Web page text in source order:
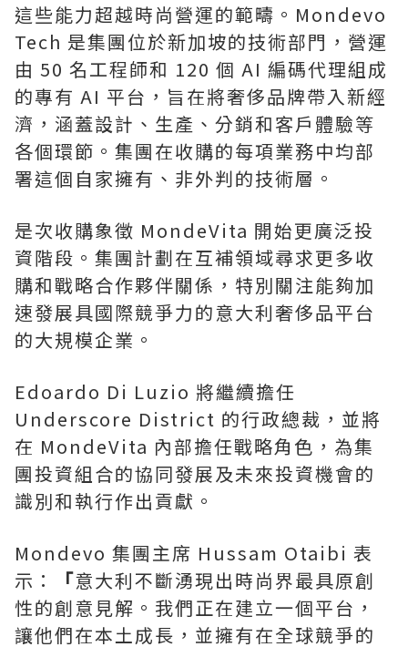
這些能力超越時尚營運的範疇。Mondevo
Tech 是集團位於新加坡的技術部門，營運
由 50 名工程師和 120 個 AI 編碼代理組成
的專有 AI 平台，旨在將奢侈品牌帶入新經
濟，涵蓋設計、生產、分銷和客戶體驗等
各個環節。集團在收購的每項業務中均部
署這個自家擁有、非外判的技術層。
是次收購象徵 MondeVita 開始更廣泛投
資階段。集團計劃在互補領域尋求更多收
購和戰略合作夥伴關係，特別關注能夠加
速發展具國際競爭力的意大利奢侈品平台
的大規模企業。
Edoardo Di Luzio 將繼續擔任
Underscore District 的行政總裁，並將
在 MondeVita 內部擔任戰略角色，為集
團投資組合的協同發展及未來投資機會的
識別和執行作出貢獻。
Mondevo 集團主席 Hussam Otaibi 表
示：
「意大利不斷湧現出時尚界最具原創
性的創意見解。我們正在建立一個平台，
讓他們在本土成長，並擁有在全球競爭的